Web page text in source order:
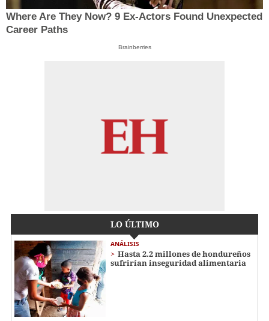
Where Are They Now? 9 Ex-Actors Found Unexpected
Career Paths
Brainberries
LO ÚLTIMO
ANÁLISIS
Hasta 2.2 millones de hondureños
sufrirían inseguridad alimentaria